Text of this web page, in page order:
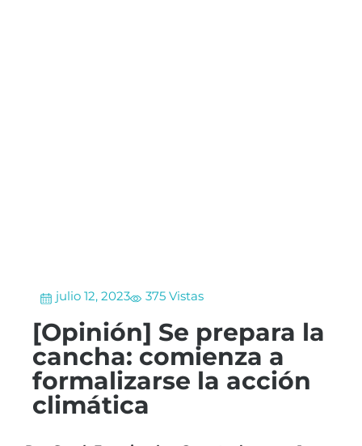
julio 12, 2023 375 Vistas
[Opinión] Se prepara la
cancha: comienza a
formalizarse la acción
climática